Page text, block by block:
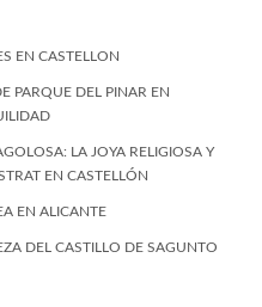
EN CASTELLON
PARQUE DEL PINAR EN
LA JOYA RELIGIOSA Y
EN CASTELLÓN
EN ALICANTE
DEL CASTILLO DE SAGUNTO